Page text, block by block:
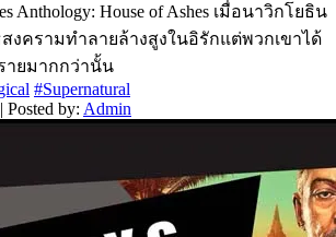
Anthology: House of Ashes เมื่อนาวิกโยธิน
งครามทำลายล้างสูงในอิรักแต่พวกเขาได้
ายมากกว่านั้น
#Supernatural
Posted by: Admin